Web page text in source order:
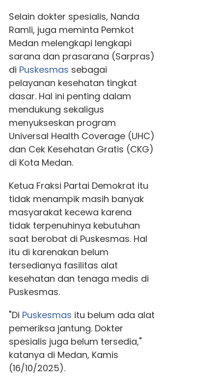
Selain dokter spesialis, Nanda
Ramli, juga meminta Pemkot
Medan melengkapi lengkapi
sarana dan prasarana (Sarpras)
di Puskesmas sebagai
pelayanan kesehatan tingkat
dasar. Hal ini penting dalam
mendukung sekaligus
menyukseskan program
Universal Health Coverage (UHC)
dan Cek Kesehatan Gratis (CKG)
di Kota Medan.
Ketua Fraksi Partai Demokrat itu
tidak menampik masih banyak
masyarakat kecewa karena
tidak terpenuhinya kebutuhan
saat berobat di Puskesmas. Hal
itu di karenakan belum
tersedianya fasilitas alat
kesehatan dan tenaga medis di
Puskesmas.
"Di Puskesmas itu belum ada alat
pemeriksa jantung. Dokter
spesialis juga belum tersedia,"
katanya di Medan, Kamis
(16/10/2025).